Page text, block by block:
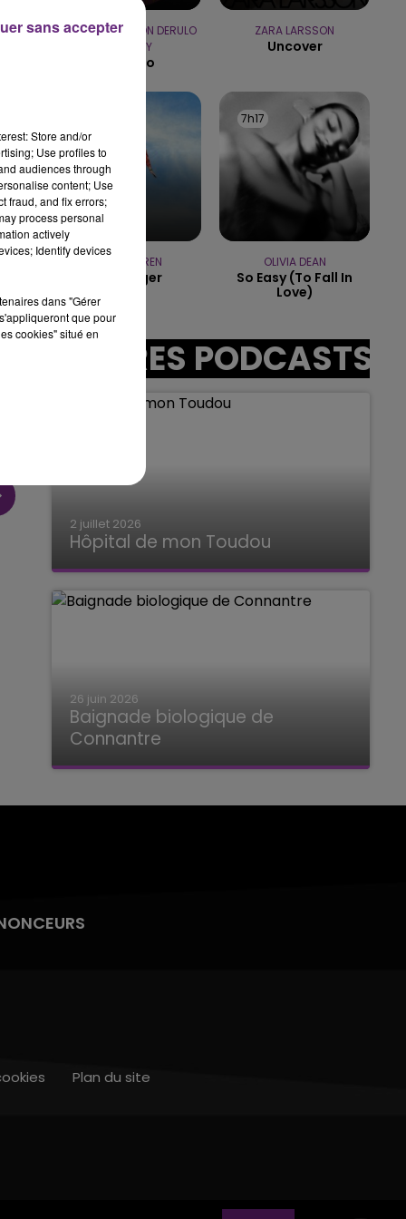
7h00 - 12h00
LE WEEK-END CHAMPAGNE FM
DJ GOJA & JASON DERULO
& MELODY
Mi Chico
ZARA LARSSON
Uncover
ALEX WARREN
Passenger
7h17
7h17
OLIVIA DEAN
So Easy (to Fall In
Love)
AUTRES PODCASTS
2 juillet 2026
Hôpital de mon Toudou
Hôpital de mon Toudou
26 juin 2026
Baignade biologique de
Connantre
Baignade biologique de Connantre
Plan du site
Store and/or
Use profiles to
audiences through
content; Use
fraud, and fix errors;
process personal
actively
Identify devices
dans "Gérer
que pour
cookies" situé en
sans accepter